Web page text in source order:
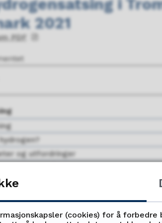
i
2021
PDF
og utfordringer
(cookies) for å